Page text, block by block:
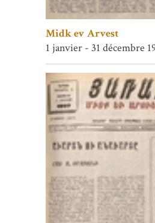
Midk ev Arvest
1 janvier - 31 décembre